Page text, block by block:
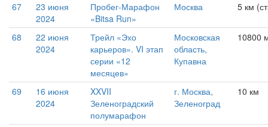
67
23 июня
2024
Пробег-Марафон
«Bitsa Run»
Москва 5 км
68
22 июня
2024
Трейл «Эхо
карьеров». VI этап
серии «12
месяцев»
Московская
область,
Купавна
10800
69
16 июня
2024
XXVII
Зеленоградский
полумарафон
г. Москва,
Зеленоград
10 км